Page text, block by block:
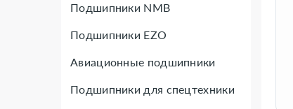
Подшипники NMB
Подшипники EZO
Авиационные подшипники
Подшипники для спецтехники